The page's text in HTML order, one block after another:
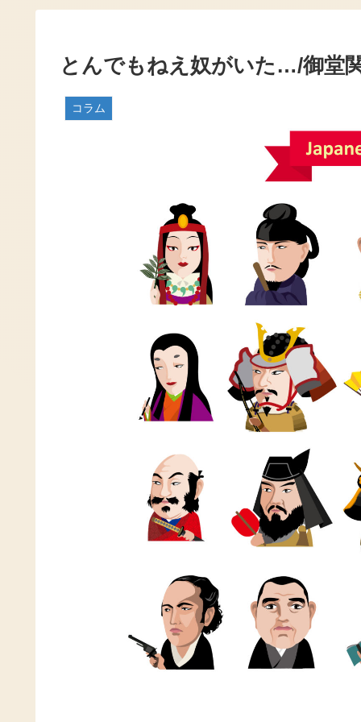
とんでもねえ奴がいた…/御堂
コラム